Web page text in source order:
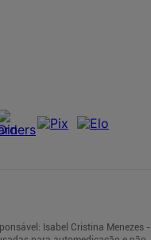
Isabel Cristina Menezes -